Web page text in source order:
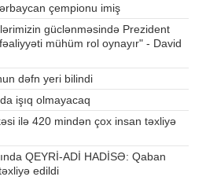
çempionu imiş
güclənməsində Prezident
mühüm rol oynayır" - David
dəfn yeri bilindi
işıq olmayacaq
ilə 420 mindən çox insan təxliyə
QEYRİ-ADİ HADİSƏ: Qaban
edildi